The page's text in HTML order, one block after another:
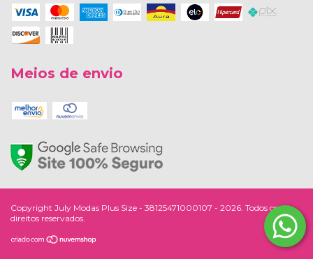
Meios de envio
Copyright July Modas Plus Size - 38125471000107 - 2026. Todos os
direitos reservados.